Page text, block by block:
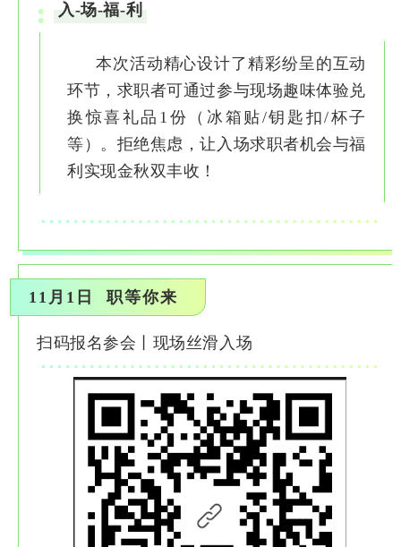
入-场-福-利
本次活动精心设计了精彩纷呈的互动
环节，求职者可通过参与现场趣味体验兑
换惊喜礼品1份（冰箱贴/钥匙扣/杯子
等）。拒绝焦虑，让入场求职者机会与福
利实现金秋双丰收！
11月1日 职等你来
扫码报名参会丨现场丝滑入场